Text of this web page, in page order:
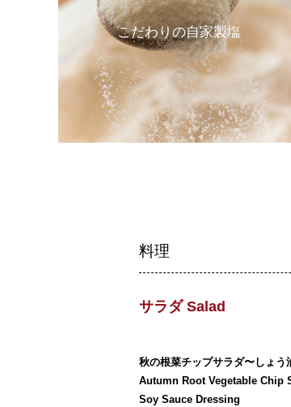
こだわりの自家製塩
料理
サラダ Salad
秋の根菜チップサラダ〜しょう
Autumn Root Vegetable Chip
Soy Sauce Dressing